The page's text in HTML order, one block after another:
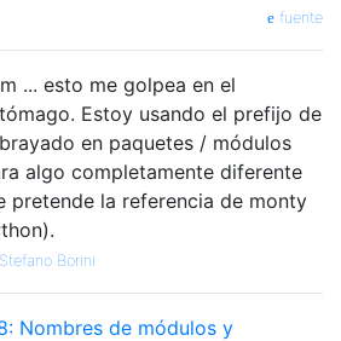
fuente
... esto me golpea en el
Estoy usando el prefijo de
en paquetes / módulos
algo completamente diferente
pretende la referencia de monty
Stefano Borini
Nombres de módulos y